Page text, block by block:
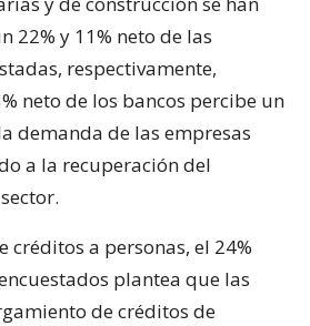
22% y 11% neto de las
respectivamente,
neto de los bancos percibe un
demanda de las empresas
a la recuperación del
créditos a personas, el 24%
plantea que las
de créditos de